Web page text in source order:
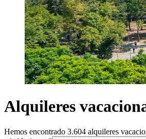
Alquileres
Hemos encontrado 3.604 alquileres